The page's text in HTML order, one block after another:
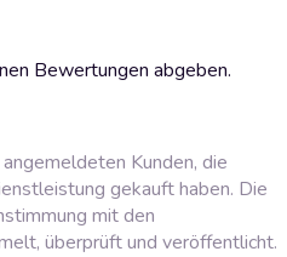
Bewertungen abgeben.
Kunden, die
gekauft haben. Die
mit den
überprüft und veröffentlicht.